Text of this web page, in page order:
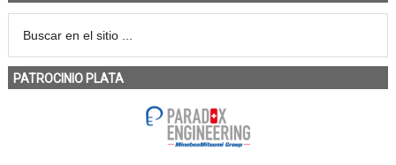
PATROCINIO PLATA